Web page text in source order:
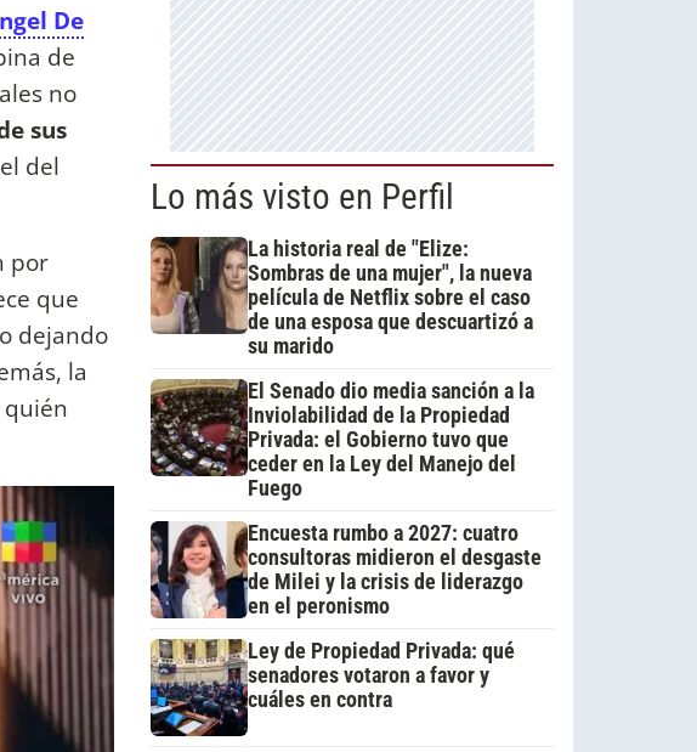
De
de
no
sus
del
por
que
dejando
la
quién
Lo más visto en Perfil
La historia real de "Elize:
Sombras de una mujer", la nueva
película de Netflix sobre el caso
de una esposa que descuartizó a
su marido
El Senado dio media sanción a la
Inviolabilidad de la Propiedad
Privada: el Gobierno tuvo que
ceder en la Ley del Manejo del
Fuego
Encuesta rumbo a 2027: cuatro
consultoras midieron el desgaste
de Milei y la crisis de liderazgo
en el peronismo
Ley de Propiedad Privada: qué
senadores votaron a favor y
cuáles en contra